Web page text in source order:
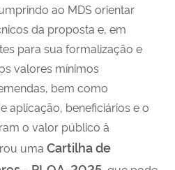
ao MDS orientar
da proposta e, em
para sua formalização e
valores mínimos
bem como
aplicação, beneficiários e o
o valor público à
uma Cartilha de